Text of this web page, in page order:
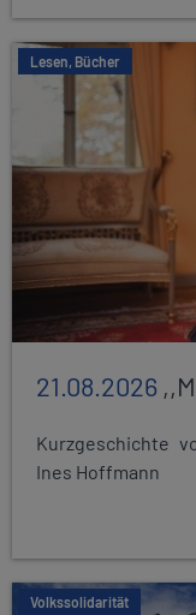
Lesen, Bücher
21.08.2026
Kurzgeschichte
Ines Hoffmann
Volkssolidarität